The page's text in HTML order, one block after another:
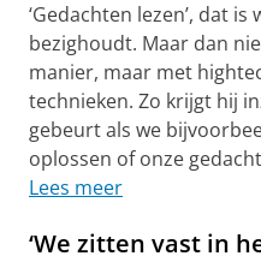
‘Gedachten lezen’, dat
bezighoudt. Maar dan
manier, maar met
technieken. Zo krijgt hij
gebeurt als we
oplossen of onze
Lees meer
‘We zitten vast in